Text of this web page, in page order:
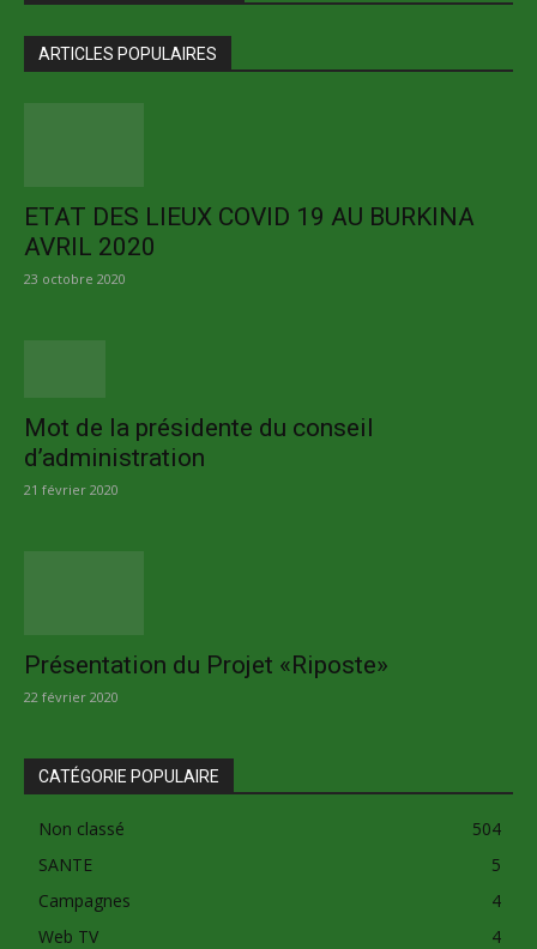
ARTICLES POPULAIRES
ETAT DES LIEUX COVID 19 AU BURKINA
AVRIL 2020
23 octobre 2020
Mot de la présidente du conseil
d’administration
21 février 2020
Présentation du Projet «Riposte»
22 février 2020
CATÉGORIE POPULAIRE
Non classé
504
SANTE
5
Campagnes
4
Web TV
4